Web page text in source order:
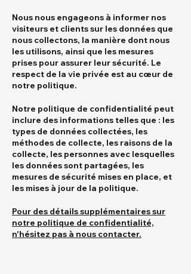
Nous nous engageons à informer nos
visiteurs et clients sur les données que
nous collectons, la manière dont nous
les utilisons, ainsi que les mesures
prises pour assurer leur sécurité. Le
respect de la vie privée est au cœur de
notre politique.
Notre politique de confidentialité peut
inclure des informations telles que : les
types de données collectées, les
méthodes de collecte, les raisons de la
collecte, les personnes avec lesquelles
les données sont partagées, les
mesures de sécurité mises en place, et
les mises à jour de la politique.
Pour des détails supplémentaires sur
notre politique de confidentialité,
n'hésitez pas à nous contacter.